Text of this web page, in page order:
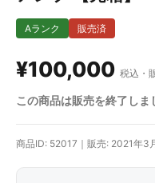
販売済
Aランク
¥100,000 税込・
この商品は販売を終了しま
商品ID: 52017｜販売: 2021年3